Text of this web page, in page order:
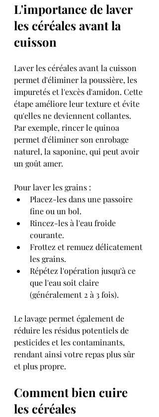
L'importance de laver
les céréales avant la
cuisson
Laver les céréales avant la cuisson
permet d'éliminer la poussière, les
impuretés et l'excès d'amidon. Cette
étape améliore leur texture et évite
qu'elles ne deviennent collantes.
Par exemple, rincer le quinoa
permet d'éliminer son enrobage
naturel, la saponine, qui peut avoir
un goût amer.
Pour laver les grains :
Placez-les dans une passoire
fine ou un bol.
Rincez-les à l'eau froide
courante.
Frottez et remuez délicatement
les grains.
Répétez l'opération jusqu'à ce
que l'eau soit claire
(généralement 2 à 3 fois).
Le lavage permet également de
réduire les résidus potentiels de
pesticides et les contaminants,
rendant ainsi votre repas plus sûr
et plus propre.
Comment bien cuire
les céréales